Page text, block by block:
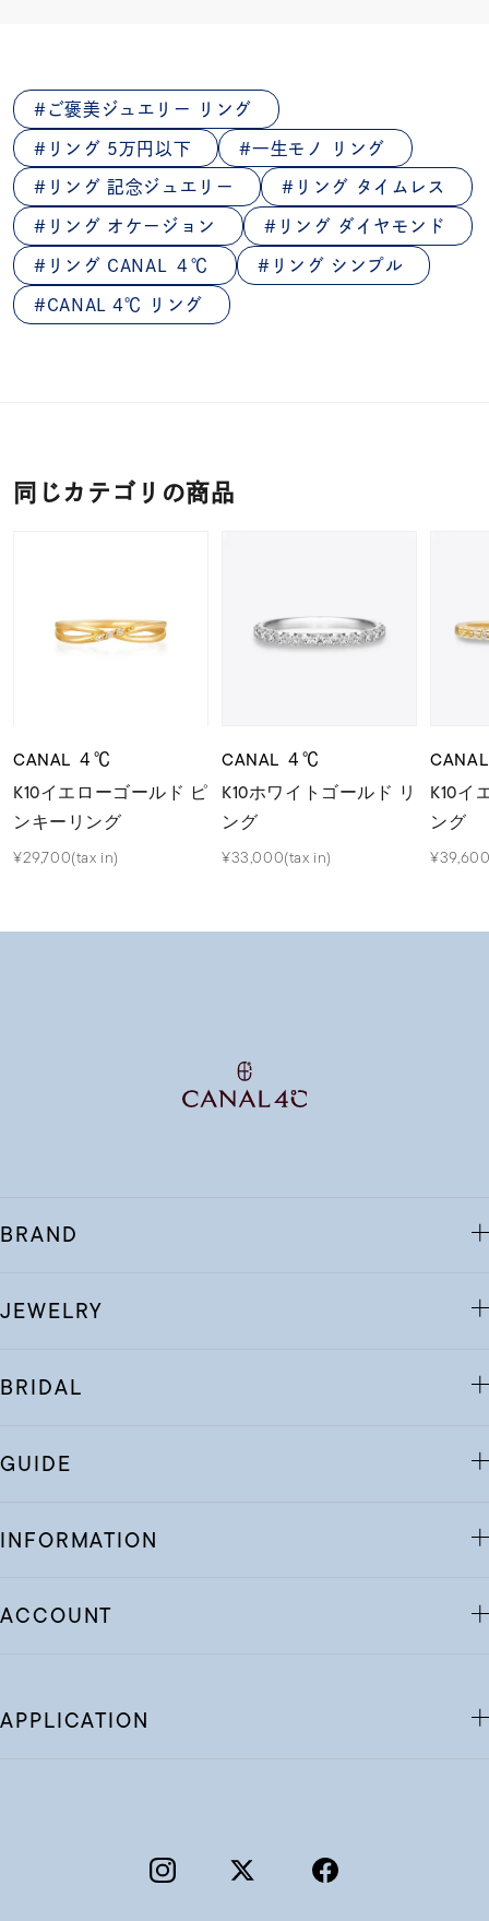
ご褒美ジュエリー リング
リング 5万円以下 一生モノ リング
リング 記念ジュエリー リング タイムレス
リング オケージョン リング ダイヤモンド
リング CANAL ４℃ リング シンプル
CANAL 4℃ リング
同じカテゴリの商品
CANAL ４℃
K10イエローゴールド ピ
ンキーリング
¥29,700(tax in)
CANAL ４℃
K10ホワイトゴールド リ
ング
¥33,000(tax in)
K10イ
ング
BRAND
JEWELRY
BRIDAL
GUIDE
INFORMATION
ACCOUNT
APPLICATION